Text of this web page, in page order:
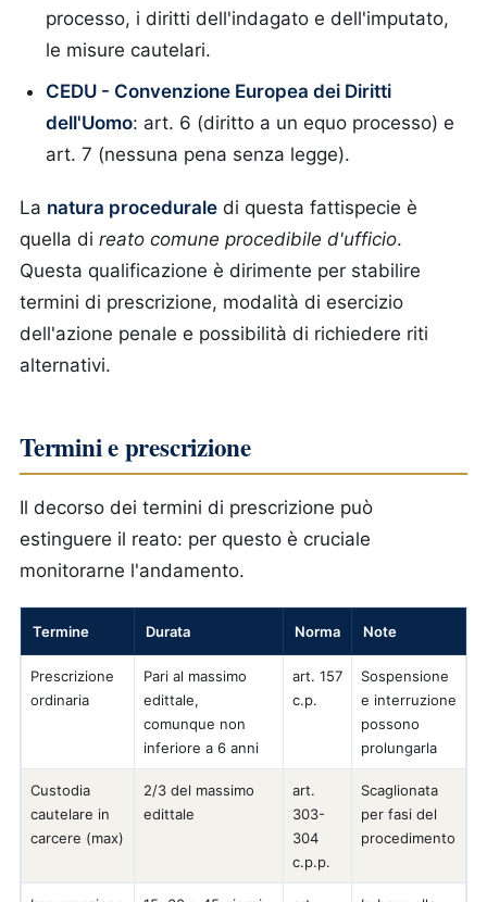
processo, i diritti dell'indagato e dell'imputato,
le misure cautelari.
CEDU - Convenzione Europea dei Diritti
dell'Uomo: art. 6 (diritto a un equo processo) e
art. 7 (nessuna pena senza legge).
La natura procedurale di questa fattispecie è
quella di reato comune procedibile d'ufficio.
Questa qualificazione è dirimente per stabilire
termini di prescrizione, modalità di esercizio
dell'azione penale e possibilità di richiedere riti
alternativi.
Termini e prescrizione
Il decorso dei termini di prescrizione può
estinguere il reato: per questo è cruciale
monitorarne l'andamento.
Termine Durata Norma Note
Prescrizione
ordinaria
Pari al massimo
edittale,
comunque non
inferiore a 6 anni
art. 157
c.p.
Sospensione
e interruzione
possono
prolungarla
Custodia
cautelare in
carcere (max)
2/3 del massimo
edittale
art.
303-
304
c.p.p.
Scaglionata
per fasi del
procedimento